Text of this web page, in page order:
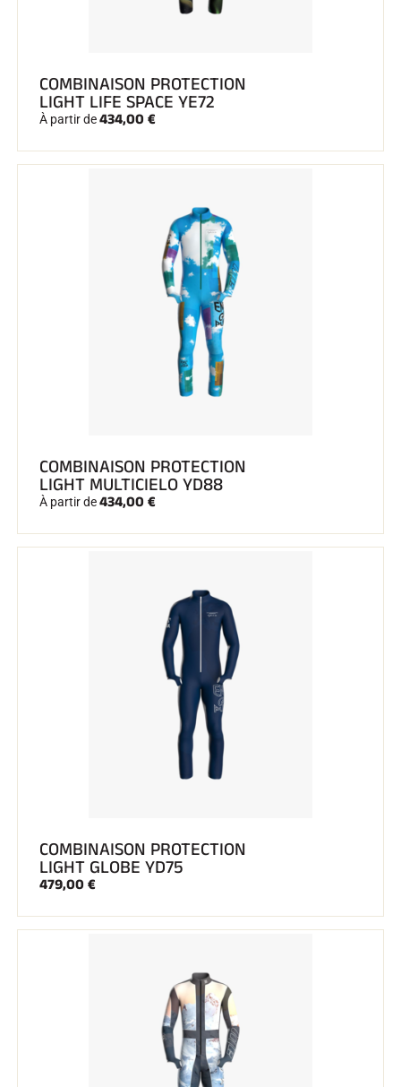
COMBINAISON PROTECTION
LIGHT LIFE SPACE YE72
À partir de434,00 €
COMBINAISON PROTECTION
LIGHT MULTICIELO YD88
À partir de434,00 €
COMBINAISON PROTECTION
LIGHT GLOBE YD75
479,00 €